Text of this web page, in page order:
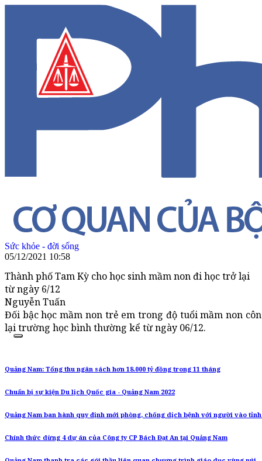
Sức khỏe - đời sống
05/12/2021 10:58
Thành phố Tam Kỳ cho học sinh mầm non đi học trở lại
từ ngày 6/12
Nguyễn Tuấn
Đối bậc học mầm non trẻ em trong độ tuổi mầm non
lại trường học bình thường kể từ ngày 06/12.
Quảng Nam: Tổng thu ngân sách hơn 18.000 tỷ đồng trong 11 tháng
Chuẩn bị sự kiện Du lịch Quốc gia - Quảng Nam 2022
Quảng Nam ban hành quy định mới phòng, chống dịch bệnh với người vào
Chính thức dừng 4 dự án của Công ty CP Bách Đạt An tại Quảng Nam